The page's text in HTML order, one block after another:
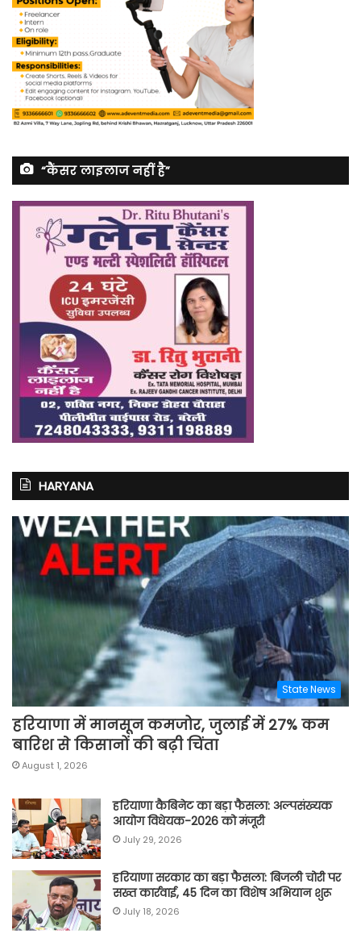
“कैंसर लाइलाज नहीं है”
HARYANA
State News
हरियाणा में मानसून कमजोर, जुलाई में 27% कम
बारिश से किसानों की बढ़ी चिंता
August 1, 2026
हरियाणा कैबिनेट का बड़ा फैसला: अल्पसंख्यक
आयोग विधेयक-2026 को मंजूरी
July 29, 2026
हरियाणा सरकार का बड़ा फैसला: बिजली चोरी पर
सख्त कार्रवाई, 45 दिन का विशेष अभियान शुरू
July 18, 2026